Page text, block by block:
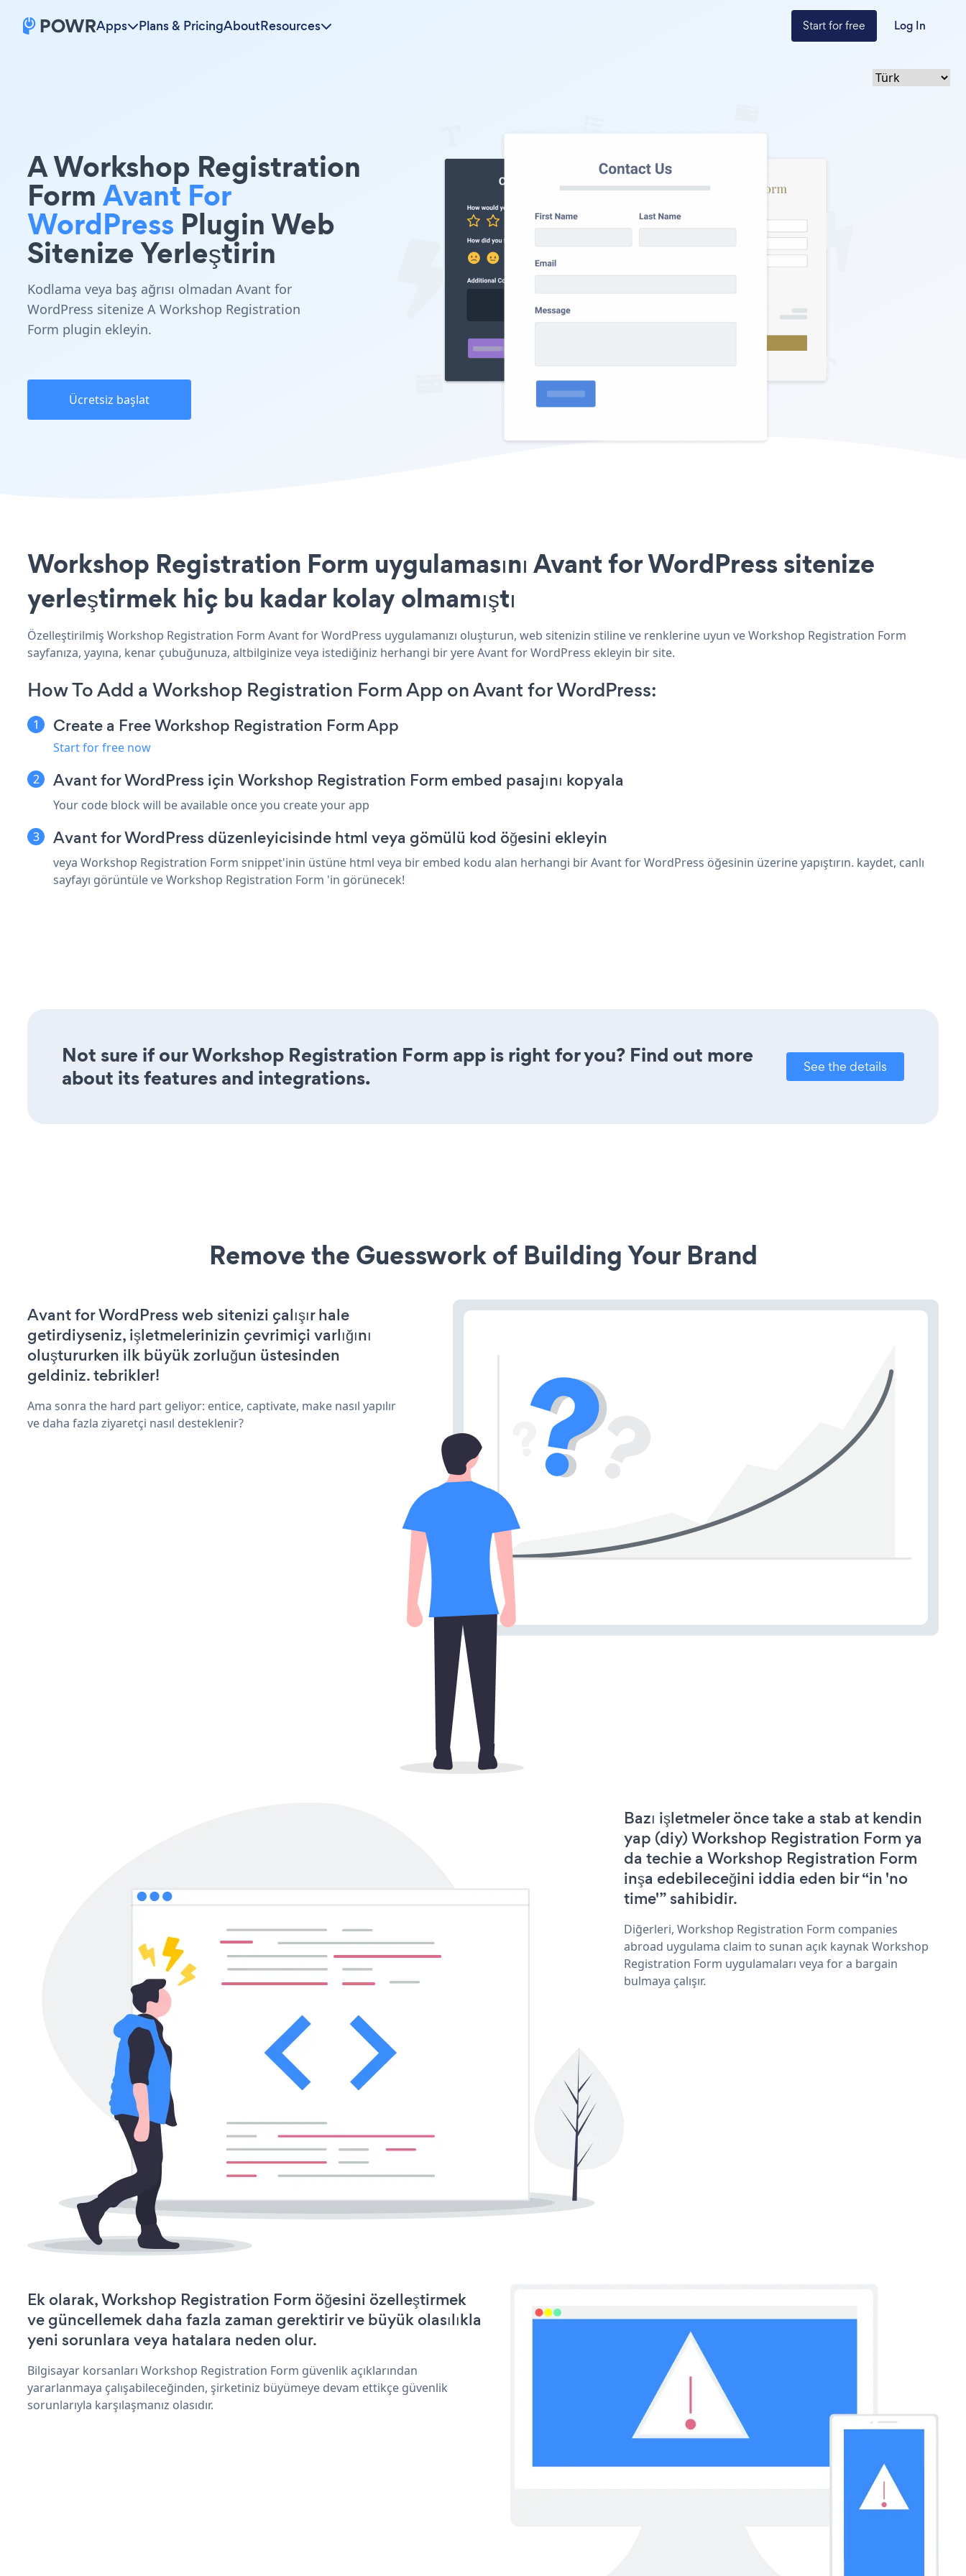
Apps Plans & PricingAboutResources Start for free Log In
A Workshop Registration
FormAvant For
WordPress Plugin Web
Sitenize Yerleştirin
Kodlama veya baş ağrısı olmadan Avant for
WordPress sitenize A Workshop Registration
Form plugin ekleyin.
Ücretsiz başlat
Workshop Registration Form uygulamasını Avant for WordPress sitenize
yerleştirmek hiç bu kadar kolay olmamıştı
Özelleştirilmiş Workshop Registration Form Avant for WordPress uygulamanızı oluşturun, web sitenizin stiline ve renklerine uyun ve Workshop Registration Form
sayfanıza, yayına, kenar çubuğunuza, altbilginize veya istediğiniz herhangi bir yere Avant for WordPress ekleyin bir site.
How To Add a Workshop Registration Form App on Avant for WordPress:
Create a Free Workshop Registration Form App
Start for free now
Avant for WordPress için Workshop Registration Form embed pasajını kopyala
Your code block will be available once you create your app
Avant for WordPress düzenleyicisinde html veya gömülü kod öğesini ekleyin
veya Workshop Registration Form snippet'inin üstüne html veya bir embed kodu alan herhangi bir Avant for WordPress öğesinin üzerine yapıştırın. kaydet, canlı
sayfayı görüntüle ve Workshop Registration Form 'in görünecek!
Not sure if our Workshop Registration Form app is right for you? Find out more
about its features and integrations.
See the details
Remove the Guesswork of Building Your Brand
Avant for WordPress web sitenizi çalışır hale
getirdiyseniz, işletmelerinizin çevrimiçi varlığını
oluştururken ilk büyük zorluğun üstesinden
geldiniz. tebrikler!
Ama sonra the hard part geliyor: entice, captivate, make nasıl yapılır
ve daha fazla ziyaretçi nasıl desteklenir?
Bazı işletmeler önce take a stab at kendin
yap (diy) Workshop Registration Form ya
da techie a Workshop Registration Form
inşa edebileceğini iddia eden bir “in 'no
time'” sahibidir.
Diğerleri, Workshop Registration Form companies
abroad uygulama claim to sunan açık kaynak Workshop
Registration Form uygulamaları veya for a bargain
bulmaya çalışır.
Ek olarak, Workshop Registration Form öğesini özelleştirmek
ve güncellemek daha fazla zaman gerektirir ve büyük olasılıkla
yeni sorunlara veya hatalara neden olur.
Bilgisayar korsanları Workshop Registration Form güvenlik açıklarından
yararlanmaya çalışabileceğinden, şirketiniz büyümeye devam ettikçe güvenlik
sorunlarıyla karşılaşmanız olasıdır.